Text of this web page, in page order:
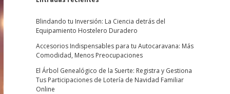
Blindando tu Inversión: La Ciencia detrás del
Equipamiento Hostelero Duradero
Accesorios Indispensables para tu Autocaravana: Más
Comodidad, Menos Preocupaciones
El Árbol Genealógico de la Suerte: Registra y Gestiona
Tus Participaciones de Lotería de Navidad Familiar
Online